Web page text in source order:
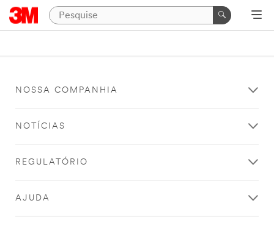
NOSSA COMPANHIA
NOTÍCIAS
REGULATÓRIO
AJUDA